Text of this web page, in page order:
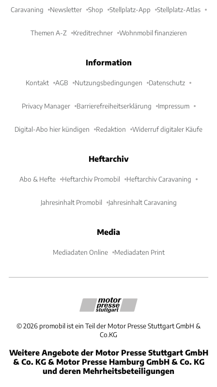
Caravaning Newsletter Shop Stellplatz-App Stellplatz-Atlas
Themen A-Z Kreditrechner Wohnmobil finanzieren
Information
Kontakt AGB Nutzungsbedingungen Datenschutz
Privacy Manager Barrierefreiheitserklärung Impressum
Digital-Abo hier kündigen Redaktion Widerruf digitaler Käufe
Heftarchiv
Abo & Hefte Heftarchiv Promobil Heftarchiv Caravaning
Jahresinhalt Promobil Jahresinhalt Caravaning
Media
Mediadaten Online Mediadaten Print
©2026 promobil ist ein Teil der Motor Presse Stuttgart GmbH &
Co.KG
Weitere Angebote der Motor Presse Stuttgart GmbH
& Co. KG & Motor Presse Hamburg GmbH & Co. KG
und deren Mehrheitsbeteiligungen